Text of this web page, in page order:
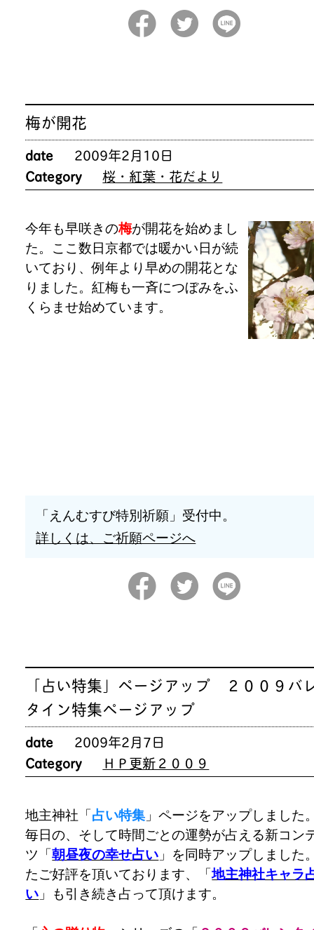
梅が開花
date
2009年2月10日
Category
桜・紅葉・花だより
今年も早咲きの梅が開花を始めまし
た。ここ数日京都では暖かい日が続
いており、例年より早めの開花とな
りました。紅梅も一斉につぼみをふ
くらませ始めています。
「えんむすび特別祈願」受付中。
詳しくは、ご祈願ページへ
「占い特集」ページアップ ２００９バ
タイン特集ページアップ
date
2009年2月7日
Category
ＨＰ更新２００９
地主神社「占い特集 」ページをアップしました
毎日の、そして時間ごとの運勢が占える新コン
ツ「朝昼夜の幸せ占い 」を同時アップしました
たご好評を頂いております、「地主神社キャラ
い 」も引き続き占って頂けます。